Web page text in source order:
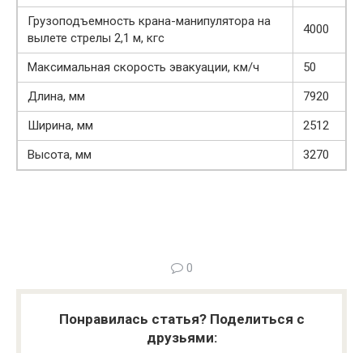
Грузоподъемность крана-манипулятора на
вылете стрелы 2,1 м, кгс
4000
Максимальная скорость эвакуации, км/ч
50
Длина, мм
7920
Ширина, мм
2512
Высота, мм
3270
0
Понравилась статья? Поделиться с
друзьями: